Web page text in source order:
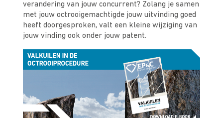
verandering van jouw concurrent? Zolang je samen
met jouw octrooigemachtigde jouw uitvinding goed
heeft doorgesproken, valt een kleine wijziging van
jouw vinding ook onder jouw patent.